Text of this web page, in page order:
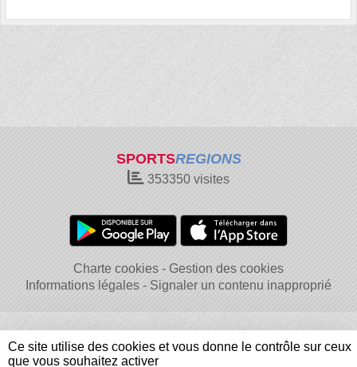
SPORTSREGIONS
353350 visites
Charte cookies
Gestion des cookies
Informations légales
Signaler un contenu inapproprié
Ce site utilise des cookies et vous donne le contrôle sur ceux
que vous souhaitez activer